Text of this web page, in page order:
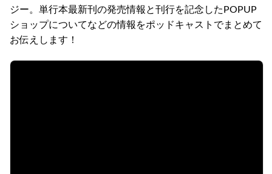
ジー。単行本最新刊の発売情報と刊行を記念したPOPUP
ショップについてなどの情報をポッドキャストでまとめて
お伝えします！